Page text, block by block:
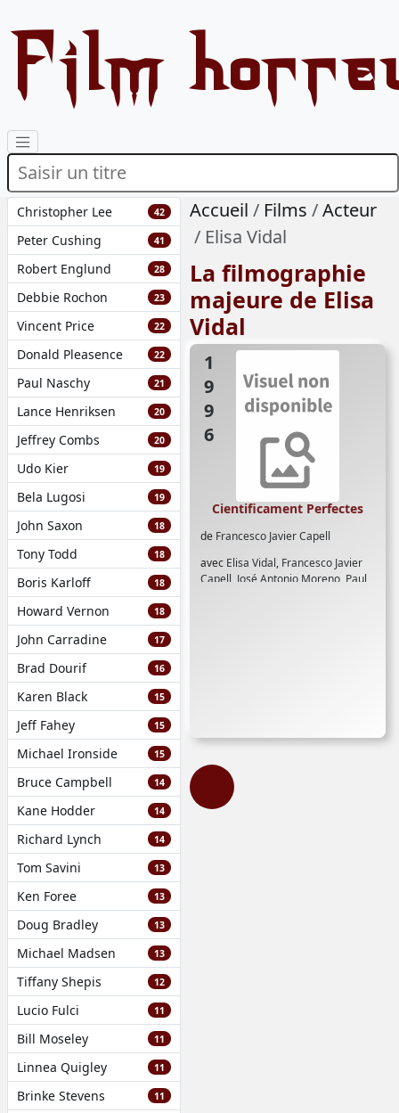
Film
Christopher Lee 42
Peter Cushing 41
Robert Englund 28
Debbie Rochon 23
Vincent Price 22
Donald Pleasence 22
Paul Naschy 21
Lance Henriksen 20
Jeffrey Combs 20
Udo Kier 19
Bela Lugosi 19
John Saxon 18
Tony Todd 18
Boris Karloff 18
Howard Vernon 18
John Carradine 17
Brad Dourif 16
Karen Black 15
Jeff Fahey 15
Michael Ironside 15
Bruce Campbell 14
Kane Hodder 14
Richard Lynch 14
Tom Savini 13
Ken Foree 13
Doug Bradley 13
Michael Madsen 13
Tiffany Shepis 12
Lucio Fulci 11
Bill Moseley 11
Linnea Quigley 11
Brinke Stevens 11
Accueil Films
Acteur
Elisa Vidal
La filmographie
majeure de Elisa
Vidal
1996
de Francesco Javier Capell
avec Elisa Vidal, Francesco Javier
Capell José Antonio Moreno, Paul
Cientificament Perfectes